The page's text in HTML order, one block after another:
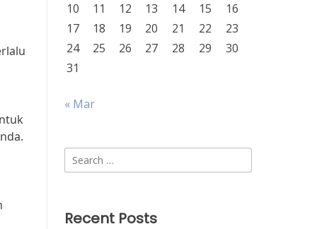
10
11 12 13 14 15
16
17
18 19 20 21 22
23
24
25 26 27 28 29
30
31
« Mar
Search
for:
Recent Posts